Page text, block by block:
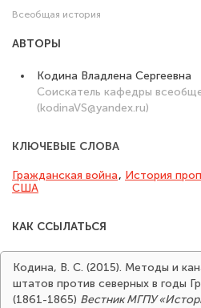
Всеобщая история
АВТОРЫ
Кодина Владлена Сергеевна
Соискатель кафедры
(kodinaVS@yandex.ru)
КЛЮЧЕВЫЕ СЛОВА
Гражданская война, История
США
КАК ССЫЛАТЬСЯ
Кодина, В. С. (2015). Методы и
штатов против северных в годы
(1861-1865) Вестник МГПУ